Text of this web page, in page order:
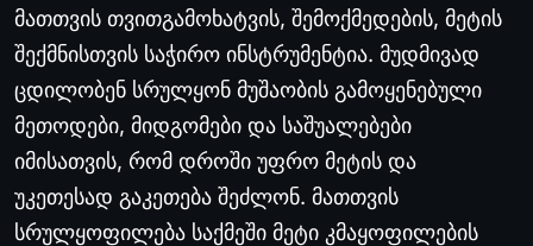
მათთვის თვითგამოხატვის, შემოქმედების, მეტის
შექმნისთვის საჭირო ინსტრუმენტია. მუდმივად
ცდილობენ სრულყონ მუშაობის გამოყენებული
მეთოდები, მიდგომები და საშუალებები
იმისათვის, რომ დროში უფრო მეტის და
უკეთესად გაკეთება შეძლონ. მათთვის
სრულყოფილება საქმეში მეტი კმაყოფილების